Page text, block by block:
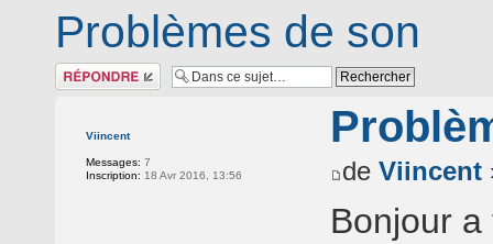
Problèmes de son
Répondre
Viincent
Messages: 7
Inscription: 18 Avr 2016, 13:56 de Viincent
Bonjour